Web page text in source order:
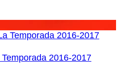
2016-2017